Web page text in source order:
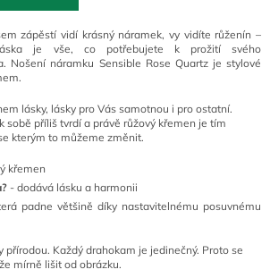
zápěstí vidí krásný náramek, vy vidíte růženín –
je vše, co potřebujete k prožití svého
Nošení náramku Sensible Rose Quartz je stylové
lásky, lásky pro Vás samotnou i pro ostatní.
sobě příliš tvrdí a právě růžový křemen je tím
kterým to můžeme změnit.
křemen
- dodává lásku a harmonii
padne většině díky nastavitelnému posuvnému
přírodou. Každý drahokam je jedinečný. Proto se
mírně lišit od obrázku.